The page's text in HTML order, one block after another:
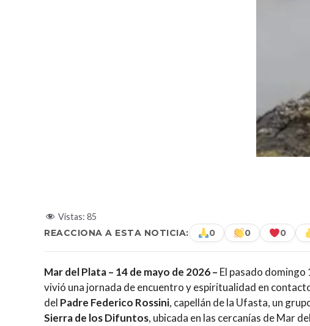
Vistas: 85
REACCIONA A ESTA NOTICIA: 0 0 0
Mar del Plata – 14 de mayo de 2026 – El pasado domingo
vivió una jornada de encuentro y espiritualidad en
del Padre Federico Rossini, capellán de la Ufasta, un
Sierra de los Difuntos, ubicada en las cercanías de Mar